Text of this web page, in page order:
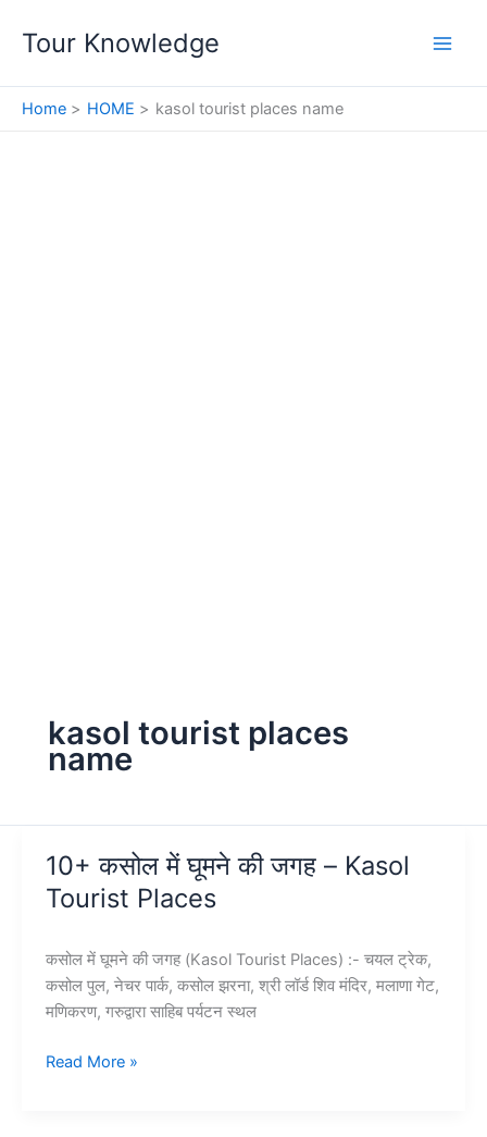
Tour Knowledge
Home HOME kasol tourist places name
kasol tourist places
name
10+ कसोल में घूमने की जगह – Kasol
Tourist Places
कसोल में घूमने की जगह (Kasol Tourist Places) :- चयल ट्रेक,
कसोल पुल, नेचर पार्क, कसोल झरना, श्री लॉर्ड शिव मंदिर, मलाणा गेट,
मणिकरण, गरुद्वारा साहिब पर्यटन स्थल
10+
Read More »